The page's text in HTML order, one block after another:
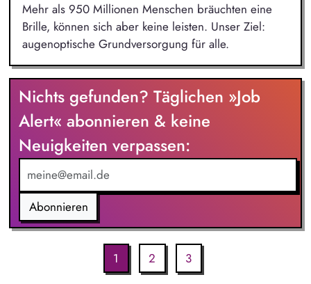
Mehr als 950 Millionen Menschen bräuchten eine
Brille, können sich aber keine leisten. Unser Ziel:
augenoptische Grundversorgung für alle.
Nichts gefunden? Täglichen »Job
Alert« abonnieren & keine
Neuigkeiten verpassen:
Abonnieren
1 2 3